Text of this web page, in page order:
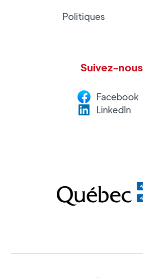
Politiques
Suivez-nous
Facebook
LinkedIn